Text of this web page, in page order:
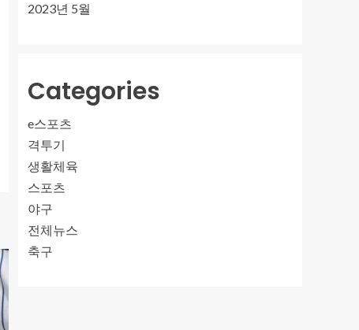
2023년 5월
Categories
e스포츠
격투기
생활체육
스포츠
야구
전체뉴스
축구